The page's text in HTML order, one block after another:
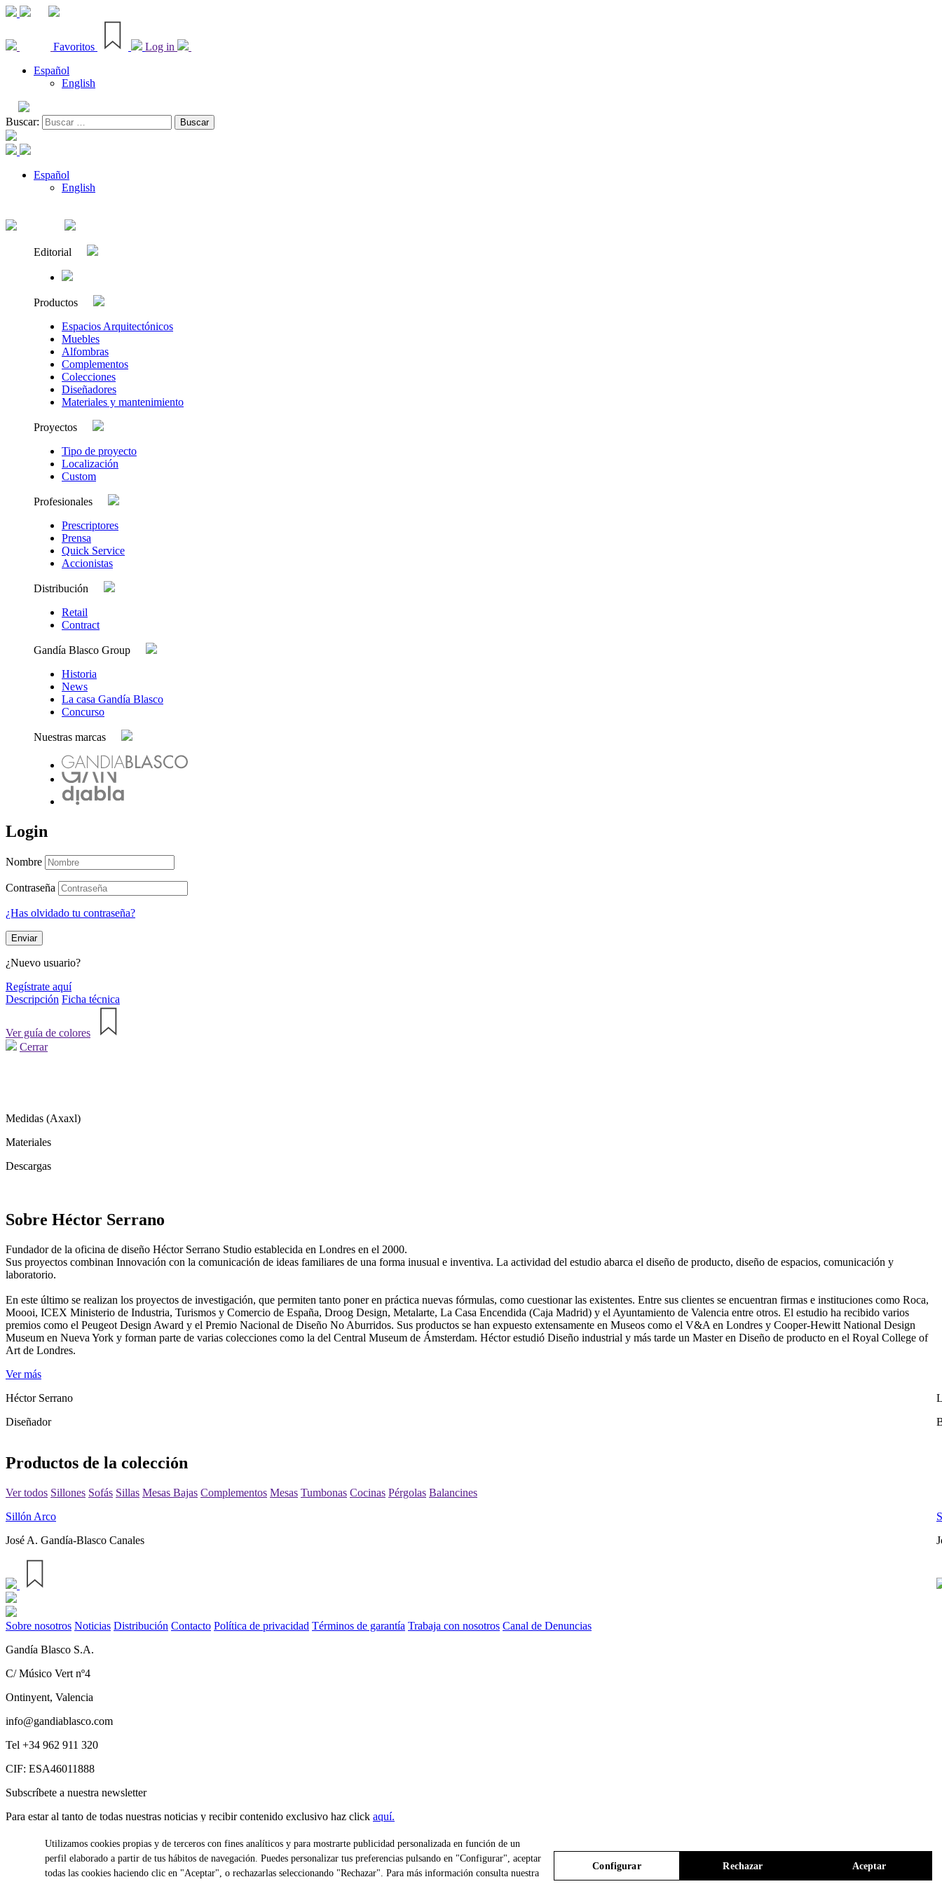
Favoritos
Log in
Español
English
Buscar:
Español
English
Editorial
Productos
Espacios Arquitectónicos
Muebles
Alfombras
Complementos
Colecciones
Diseñadores
Materiales y mantenimiento
Proyectos
Tipo de proyecto
Localización
Custom
Profesionales
Prescriptores
Prensa
Quick Service
Accionistas
Distribución
Retail
Contract
Gandía Blasco Group
Historia
News
La casa Gandía Blasco
Concurso
Nuestras marcas
Login
Nombre
Contraseña
¿Has olvidado tu contraseña?
¿Nuevo usuario?
Regístrate aquí
Descripción Ficha técnica
Ver guía de colores
Cerrar
Medidas (Axaxl)
Materiales
Descargas
Sobre Héctor Serrano
Fundador de la oficina de diseño Héctor Serrano Studio establecida en Londres en el 2000.
Sus proyectos combinan Innovación con la comunicación de ideas familiares de una forma inusual e inventiva. La actividad del estudio abarca el diseño de producto, diseño de espacios, comunicación y
laboratorio.
En este último se realizan los proyectos de investigación, que permiten tanto poner en práctica nuevas fórmulas, como cuestionar las existentes. Entre sus clientes se encuentran firmas e instituciones como Roca,
Moooi, ICEX Ministerio de Industria, Turismos y Comercio de España, Droog Design, Metalarte, La Casa Encendida (Caja Madrid) y el Ayuntamiento de Valencia entre otros. El estudio ha recibido varios
premios como el Peugeot Design Award y el Premio Nacional de Diseño No Aburridos. Sus productos se han expuesto extensamente en Museos como el V&A en Londres y Cooper-Hewitt National Design
Museum en Nueva York y forman parte de varias colecciones como la del Central Museum de Ámsterdam. Héctor estudió Diseño industrial y más tarde un Master en Diseño de producto en el Royal College of
Art de Londres.
Ver más
Héctor Serrano
Diseñador
Productos de la colección
Ver todos Sillones Sofás Sillas Mesas Bajas Complementos Mesas Tumbonas Cocinas Pérgolas Balancines
Sillón Arco
José A. Gandía-Blasco Canales
Sobre nosotros Noticias Distribución Contacto Política de privacidad Términos de garantía Trabaja con nosotros Canal de Denuncias
Gandía Blasco S.A.
C/ Músico Vert nº4
Ontinyent, Valencia
info@gandiablasco.com
Tel +34 962 911 320
CIF: ESA46011888
Subscríbete a nuestra newsletter
Para estar al tanto de todas nuestras noticias y recibir contenido exclusivo haz click aquí.
All Rights Reserved. © Gandia Blasco. 2024
Utilizamos cookies propias y de terceros con fines analíticos y para mostrarte publicidad personalizada en función de un
perfil elaborado a partir de tus hábitos de navegación. Puedes personalizar tus preferencias pulsando en "Configurar", aceptar
todas las cookies haciendo clic en "Aceptar", o rechazarlas seleccionando "Rechazar". Para más información consulta nuestra
Configurar Rechazar Aceptar